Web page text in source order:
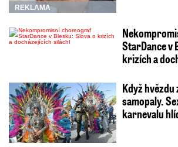
REKLAMA
StarDance v
krizích a
Když
samopaly.
karnevalu